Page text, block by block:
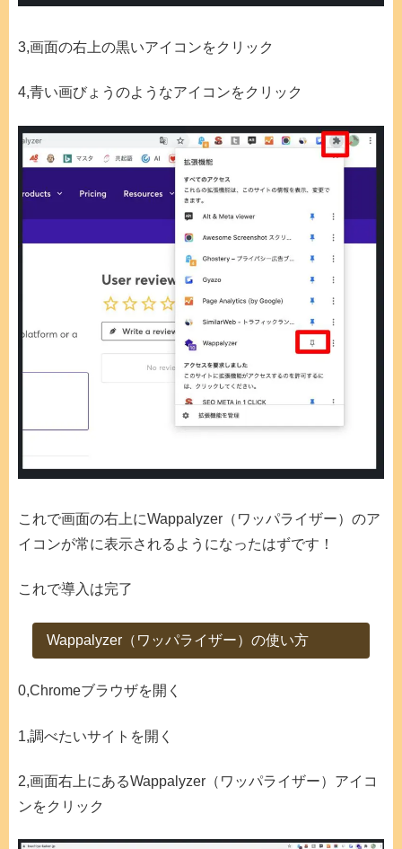
3,画面の右上の黒いアイコンをクリック
4,青い画びょうのようなアイコンをクリック
これで画面の右上にWappalyzer（ワッパライザー）のア
イコンが常に表示されるようになったはずです！
これで導入は完了
Wappalyzer（ワッパライザー）の使い方
0,Chromeブラウザを開く
1,調べたいサイトを開く
2,画面右上にあるWappalyzer（ワッパライザー）アイコ
ンをクリック